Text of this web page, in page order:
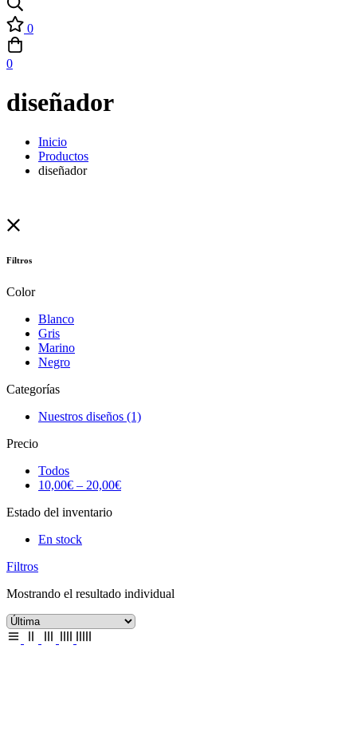
0
0
diseñador
Inicio
Productos
diseñador
Filtros
Color
Blanco
Gris
Marino
Negro
Categorías
Nuestros diseños (1)
Precio
Todos
10,00€ – 20,00€
Estado del inventario
En stock
Filtros
Mostrando el resultado individual